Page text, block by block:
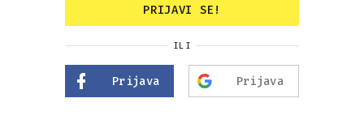
PRIJAVI SE!
ILI
Prijava Prijava